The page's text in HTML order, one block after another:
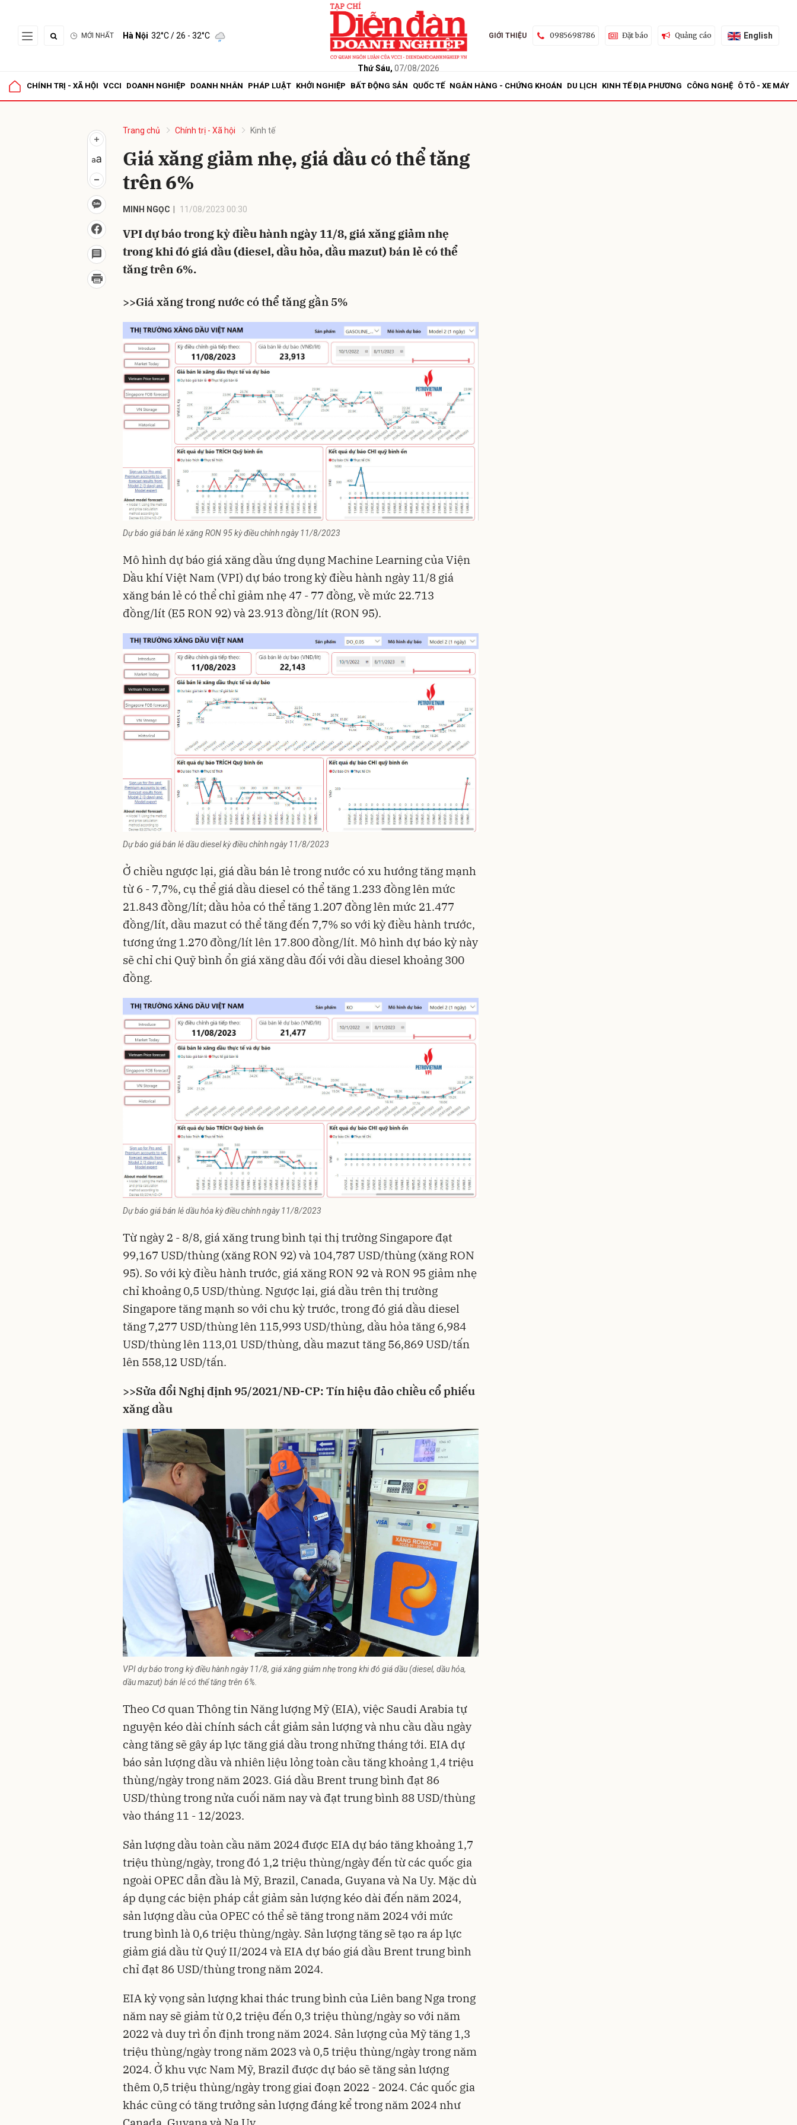
MỚI NHẤT Hà Nội 32°C/ 26 - 32°C
Thứ Sáu, 07/08/2026
GIỚI THIỆU 0985698786 Đặt báo Quảng cáo English
CHÍNH TRỊ - XÃ HỘI VCCI DOANH NGHIỆP DOANH NHÂN PHÁP LUẬT KHỞI NGHIỆP BẤT ĐỘNG SẢN QUỐC TẾ NGÂN HÀNG - CHỨNG KHOÁN DU LỊCH KINH TẾ ĐỊA PHƯƠNG CÔNG NGHỆ Ô TÔ - XE MÁY
Trang chủ Chính trị - Xã hội Kinh tế
Giá xăng giảm nhẹ, giá dầu có thể tăng
trên 6%
MINH NGỌC 11/08/2023 00:30
VPI dự báo trong kỳ điều hành ngày 11/8, giá xăng giảm nhẹ
trong khi đó giá dầu (diesel, dầu hỏa, dầu mazut) bán lẻ có thể
tăng trên 6%.
>>Giá xăng trong nước có thể tăng gần 5%
Dự báo giá bán lẻ xăng RON 95 kỳ điều chỉnh ngày 11/8/2023
Mô hình dự báo giá xăng dầu ứng dụng Machine Learning của Viện
Dầu khí Việt Nam (VPI) dự báo trong kỳ điều hành ngày 11/8 giá
xăng bán lẻ có thể chỉ giảm nhẹ 47 - 77 đồng, về mức 22.713
đồng/lít (E5 RON 92) và 23.913 đồng/lít (RON 95).
Dự báo giá bán lẻ dầu diesel kỳ điều chỉnh ngày 11/8/2023
Ở chiều ngược lại, giá dầu bán lẻ trong nước có xu hướng tăng mạnh
từ 6 - 7,7%, cụ thể giá dầu diesel có thể tăng 1.233 đồng lên mức
21.843 đồng/lít; dầu hỏa có thể tăng 1.207 đồng lên mức 21.477
đồng/lít, dầu mazut có thể tăng đến 7,7% so với kỳ điều hành trước,
tương ứng 1.270 đồng/lít lên 17.800 đồng/lít. Mô hình dự báo kỳ này
sẽ chỉ chi Quỹ bình ổn giá xăng dầu đối với dầu diesel khoảng 300
đồng.
Dự báo giá bán lẻ dầu hỏa kỳ điều chỉnh ngày 11/8/2023
Từ ngày 2 - 8/8, giá xăng trung bình tại thị trường Singapore đạt
99,167 USD/thùng (xăng RON 92) và 104,787 USD/thùng (xăng RON
95). So với kỳ điều hành trước, giá xăng RON 92 và RON 95 giảm nhẹ
chỉ khoảng 0,5 USD/thùng. Ngược lại, giá dầu trên thị trường
Singapore tăng mạnh so với chu kỳ trước, trong đó giá dầu diesel
tăng 7,277 USD/thùng lên 115,993 USD/thùng, dầu hỏa tăng 6,984
USD/thùng lên 113,01 USD/thùng, dầu mazut tăng 56,869 USD/tấn
lên 558,12 USD/tấn.
>>Sửa đổi Nghị định 95/2021/NĐ-CP: Tín hiệu đảo chiều cổ phiếu
xăng dầu
VPI dự báo trong kỳ điều hành ngày 11/8, giá xăng giảm nhẹ trong khi đó giá dầu (diesel, dầu hỏa,
dầu mazut) bán lẻ có thể tăng trên 6%.
Theo Cơ quan Thông tin Năng lượng Mỹ (EIA), việc Saudi Arabia tự
nguyện kéo dài chính sách cắt giảm sản lượng và nhu cầu dầu ngày
càng tăng sẽ gây áp lực tăng giá dầu trong những tháng tới. EIA dự
báo sản lượng dầu và nhiên liệu lỏng toàn cầu tăng khoảng 1,4 triệu
thùng/ngày trong năm 2023. Giá dầu Brent trung bình đạt 86
USD/thùng trong nửa cuối năm nay và đạt trung bình 88 USD/thùng
vào tháng 11 - 12/2023.
Sản lượng dầu toàn cầu năm 2024 được EIA dự báo tăng khoảng 1,7
triệu thùng/ngày, trong đó 1,2 triệu thùng/ngày đến từ các quốc gia
ngoài OPEC dẫn đầu là Mỹ, Brazil, Canada, Guyana và Na Uy. Mặc dù
áp dụng các biện pháp cắt giảm sản lượng kéo dài đến năm 2024,
sản lượng dầu của OPEC có thể sẽ tăng trong năm 2024 với mức
trung bình là 0,6 triệu thùng/ngày. Sản lượng tăng sẽ tạo ra áp lực
giảm giá dầu từ Quý II/2024 và EIA dự báo giá dầu Brent trung bình
chỉ đạt 86 USD/thùng trong năm 2024.
EIA kỳ vọng sản lượng khai thác trung bình của Liên bang Nga trong
năm nay sẽ giảm từ 0,2 triệu đến 0,3 triệu thùng/ngày so với năm
2022 và duy trì ổn định trong năm 2024. Sản lượng của Mỹ tăng 1,3
triệu thùng/ngày trong năm 2023 và 0,5 triệu thùng/ngày trong năm
2024. Ở khu vực Nam Mỹ, Brazil được dự báo sẽ tăng sản lượng
thêm 0,5 triệu thùng/ngày trong giai đoạn 2022 - 2024. Các quốc gia
khác cũng có tăng trưởng sản lượng đáng kể trong năm 2024 như